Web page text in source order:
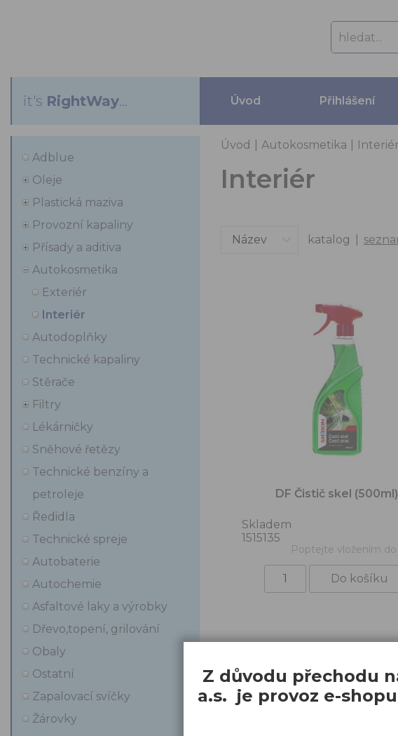
it's RightWay... Úvod Přihlášení
Adblue
Oleje
Plastická maziva
Provozní kapaliny
Přísady a aditiva
Autokosmetika
Exteriér
Interiér
Autodoplňky
Technické kapaliny
Stěrače
Filtry
Lékárničky
Sněhové řetězy
Technické benzíny a
petroleje
Ředidla
Technické spreje
Autobaterie
Autochemie
Asfaltové laky a výrobky
Dřevo,topení, grilování
Obaly
Ostatní
Zapalovací svíčky
Žárovky
Úvod Autokosmetika Interiér
Interiér
katalog
DF Čistič skel (500ml)
Skladem
1515135
Poptejte vložením do
Z důvodu přechodu
a.s. je provoz e-